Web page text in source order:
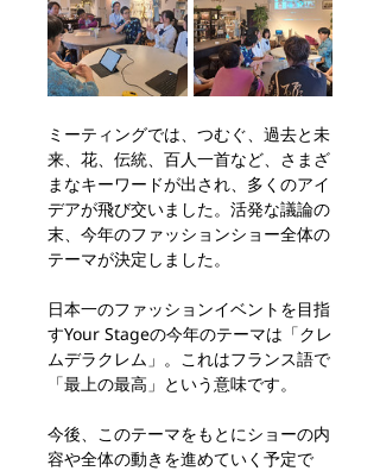
ミーティングでは、つむぐ、過去と未
来、花、伝統、百人一首など、さまざ
まなキーワードが出され、多くのアイ
デアが飛び交いました。活発な議論の
末、今年のファッションショー全体の
テーマが決定しました。
日本一のファッションイベントを目指
すYour Stageの今年のテーマは「クレ
ムデラクレム」。これはフランス語で
「最上の最高」という意味です。
今後、このテーマをもとにショーの内
容や全体の動きを進めていく予定で